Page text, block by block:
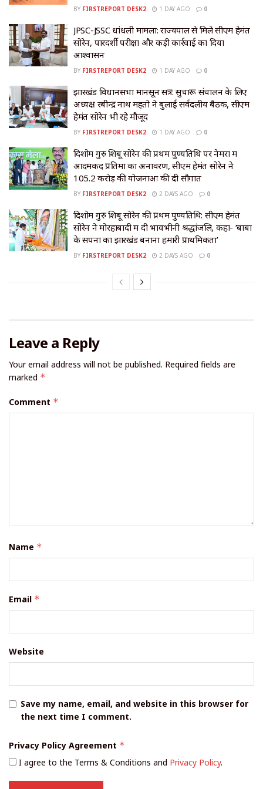
BY FIRSTREPORT DESK2 1 DAY AGO 0
JPSC-JSSC धांधली मामला: राज्यपाल से मिले सीएम हेमंत
सोरेन, पारदर्शी परीक्षा और कड़ी कार्रवाई का दिया
आश्वासन
BY FIRSTREPORT DESK2 1 DAY AGO 0
झारखंड विधानसभा मानसून सत्र: सुचारू संचालन के लिए
अध्यक्ष रबीन्द्र नाथ महतो ने बुलाई सर्वदलीय बैठक, सीएम
हेमंत सोरेन भी रहे मौजूद
BY FIRSTREPORT DESK2 1 DAY AGO 0
दिशोम गुरु शिबू सोरेन की प्रथम पुण्यतिथि पर नेमरा में
आदमकद प्रतिमा का अनावरण, सीएम हेमंत सोरेन ने
105.2 करोड़ की योजनाओं की दी सौगात
BY FIRSTREPORT DESK2 2 DAYS AGO 0
दिशोम गुरु शिबू सोरेन की प्रथम पुण्यतिथि: सीएम हेमंत
सोरेन ने मोरहाबादी में दी भावभीनी श्रद्धांजलि, कहा- ‘बाबा
के सपनों का झारखंड बनाना हमारी प्राथमिकता’
BY FIRSTREPORT DESK2 2 DAYS AGO 0
Leave a Reply
Your email address will not be published. Required fields are
marked *
Comment *
Name *
Email *
Website
Save my name, email, and website in this browser for
the next time I comment.
Privacy Policy Agreement *
I agree to the Terms & Conditions and Privacy Policy.